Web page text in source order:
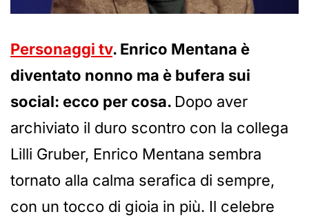
Personaggi tv. Enrico Mentana è
diventato nonno ma è bufera sui
social: ecco per cosa. Dopo aver
archiviato il duro scontro con la collega
Lilli Gruber, Enrico Mentana sembra
tornato alla calma serafica di sempre,
con un tocco di gioia in più. Il celebre